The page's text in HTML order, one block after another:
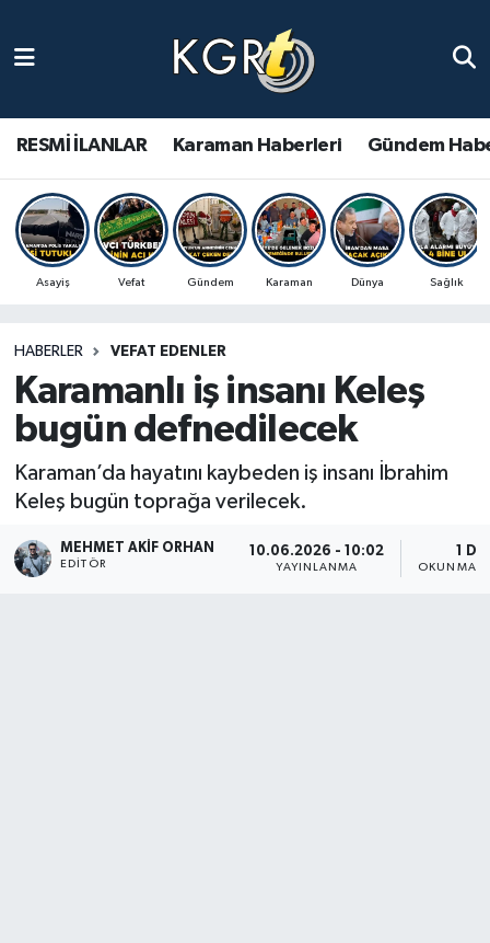
RESMİ İLANLAR Karaman Haberleri Gündem
Asayiş Vefat Gündem Karaman Dünya Sağlık
HABERLER VEFAT EDENLER
Karamanlı iş insanı Keleş
bugün defnedilecek
Karaman’da hayatını kaybeden iş insanı İbrahim
Keleş bugün toprağa verilecek.
MEHMET AKIF ORHAN
EDITÖR
10.06.2026 - 10:02
YAYINLANMA
1 DK
OKUNMA
Gündem Haberleri
Güncel Haberler
Spor Haberleri
Ulusal Haberler
Vefat Edenler